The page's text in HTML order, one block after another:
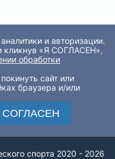
и авторизации.
кликнув «Я СОГЛАСЕН»,
обработки
сайт или
браузера и/или
СОГЛАСЕН
спорта 2020 - 2026